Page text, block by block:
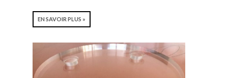
EN SAVOIR PLUS »